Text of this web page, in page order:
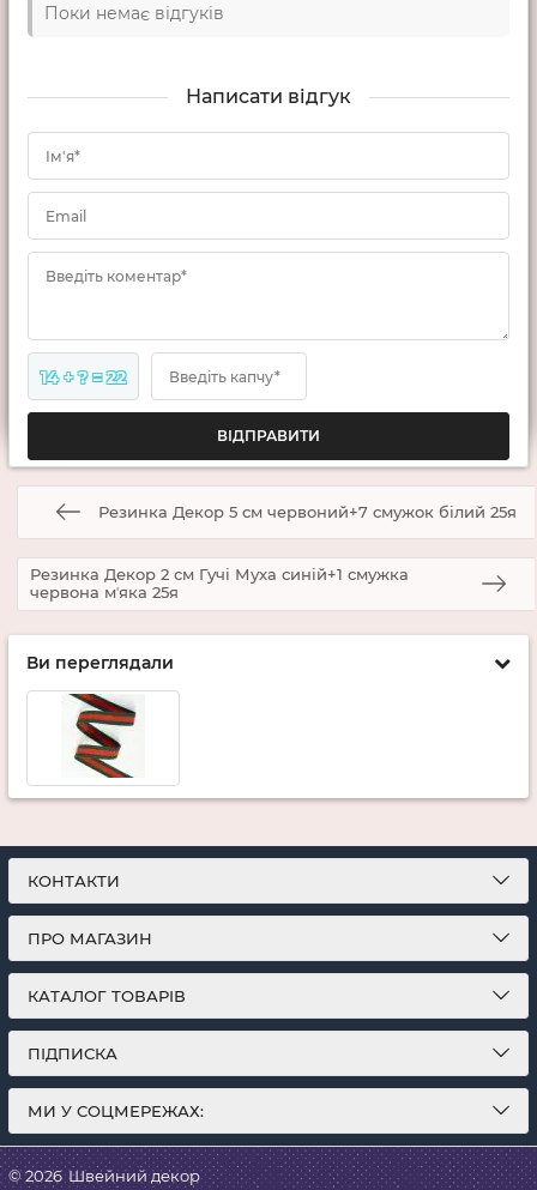
Поки немає відгуків
Написати відгук
Ім'я*
Email
Введіть коментар*
14 + ? = 22 Введіть капчу*
Резинка Декор 5 см червоний+7 смужок білий 25я
Резинка Декор 2 см Гучі Муха синій+1 смужка
червона мʼяка 25я
Ви переглядали
КОНТАКТИ
ПРО МАГАЗИН
КАТАЛОГ ТОВАРІВ
ПІДПИСКА
МИ У СОЦМЕРЕЖАХ:
© 2026 Швейний декор